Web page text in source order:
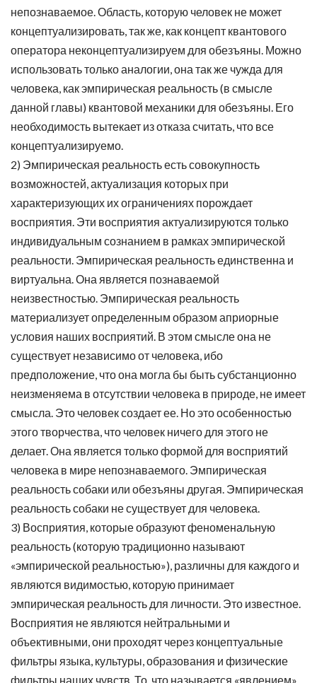
непознаваемое. Область, которую человек не может
концептуализировать, так же, как концепт квантового
оператора неконцептуализируем для обезъяны. Можно
использовать только аналогии, она так же чужда для
человека, как эмпирическая реальность (в смысле
данной главы) квантовой механики для обезъяны. Его
необходимость вытекает из отказа считать, что все
концептуализируемо.
2) Эмпирическая реальность есть совокупность
возможностей, актуализация которых при
характеризующих их ограничениях порождает
восприятия. Эти восприятия актуализируются только
индивидуальным сознанием в рамках эмпирической
реальности. Эмпирическая реальность единственна и
виртуальна. Она является познаваемой
неизвестностью. Эмпирическая реальность
материализует определенным образом априорные
условия наших восприятий. В этом смысле она не
существует независимо от человека, ибо
предположение, что она могла бы быть субстанционно
неизменяема в отсутствии человека в природе, не имеет
смысла. Это человек создает ее. Но это особенностью
этого творчества, что человек ничего для этого не
делает. Она является только формой для восприятий
человека в мире непознаваемого. Эмпирическая
реальность собаки или обезъяны другая. Эмпирическая
реальность собаки не существует для человека.
3) Восприятия, которые образуют феноменальную
реальность (которую традиционно называют
«эмпирической реальностью»), различны для каждого и
являются видимостью, которую принимает
эмпирическая реальность для личности. Это известное.
Восприятия не являются нейтральными и
объективными, они проходят через концептуальные
фильтры языка, культуры, образования и физические
фильтры наших чувств. То, что называется «явлением»,